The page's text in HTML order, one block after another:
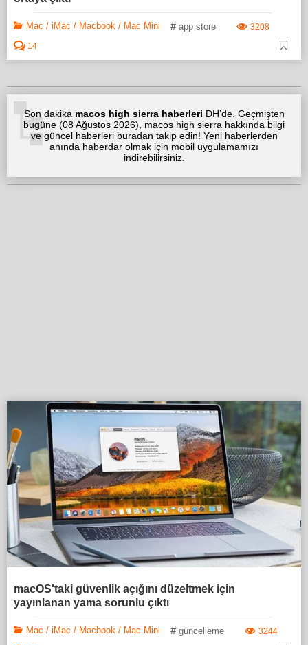
Mac / iMac / Macbook / Mac Mini # app store
3208
14
Son dakika macos high sierra haberleri DH’de. Geçmişten
bugüne (08 Ağustos 2026), macos high sierra hakkında bilgi
ve güncel haberleri buradan takip edin! Yeni haberlerden
anında haberdar olmak için mobil uygulamamızı
indirebilirsiniz.
macOS'taki güvenlik açığını düzeltmek için
yayınlanan yama sorunlu çıktı
Mac / iMac / Macbook / Mac Mini # güncelleme
3244